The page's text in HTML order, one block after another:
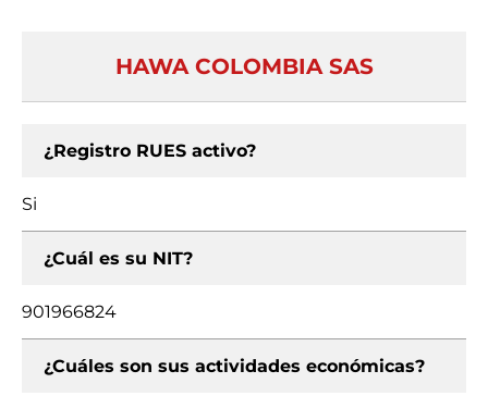
HAWA COLOMBIA SAS
¿Registro RUES activo?
Si
¿Cuál es su NIT?
901966824
¿Cuáles son sus actividades económicas?